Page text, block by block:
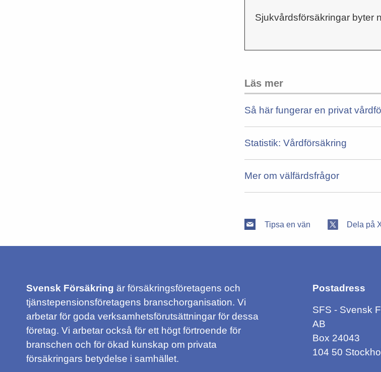
Sjukvårdsförsäkringar byter
Läs mer
Så här fungerar en privat
Statistik: Vårdförsäkring
Mer om välfärdsfrågor
Tipsa en vän Dela på
Svensk Försäkring är försäkringsföretagens och
tjänstepensionsföretagens branschorganisation. Vi
arbetar för goda verksamhetsförutsättningar för dessa
företag. Vi arbetar också för ett högt förtroende för
branschen och för ökad kunskap om privata
försäkringars betydelse i samhället.
Postadress
SFS - Svensk
AB
Box 24043
104 50